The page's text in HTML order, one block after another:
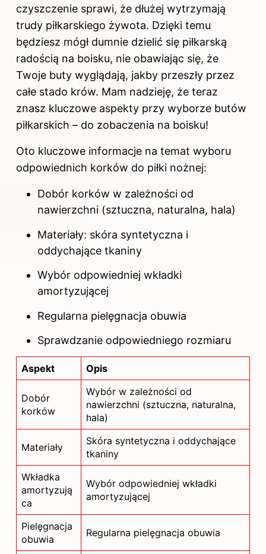
czyszczenie sprawi, że dłużej wytrzymają
trudy piłkarskiego żywota. Dzięki temu
będziesz mógł dumnie dzielić się piłkarską
radością na boisku, nie obawiając się, że
Twoje buty wyglądają, jakby przeszły przez
całe stado krów. Mam nadzieję, że teraz
znasz kluczowe aspekty przy wyborze butów
piłkarskich – do zobaczenia na boisku!
Oto kluczowe informacje na temat wyboru
odpowiednich korków do piłki nożnej:
Dobór korków w zależności od
nawierzchni (sztuczna, naturalna, hala)
Materiały: skóra syntetyczna i
oddychające tkaniny
Wybór odpowiedniej wkładki
amortyzującej
Regularna pielęgnacja obuwia
Sprawdzanie odpowiedniego rozmiaru
Aspekt Opis
Dobór
korków
Wybór w zależności od
nawierzchni (sztuczna, naturalna,
hala)
Materiały
Skóra syntetyczna i oddychające
tkaniny
Wkładka
amortyzują
ca
Wybór odpowiedniej wkładki
amortyzującej
Pielęgnacja
obuwia
Regularna pielęgnacja obuwia